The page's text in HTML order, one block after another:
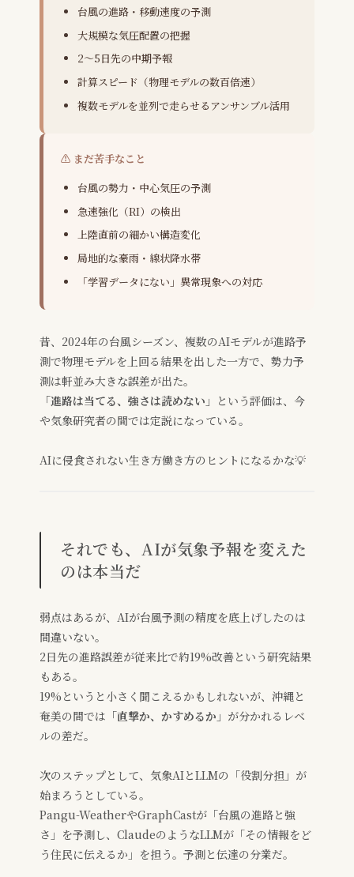
台風の進路・移動速度の予測
大規模な気圧配置の把握
2〜5日先の中期予報
計算スピード（物理モデルの数百倍速）
複数モデルを並列で走らせるアンサンブル活用
⚠️ まだ苦手なこと
台風の勢力・中心気圧の予測
急速強化（RI）の検出
上陸直前の細かい構造変化
局地的な豪雨・線状降水帯
「学習データにない」異常現象への対応
昔、2024年の台風シーズン、複数のAIモデルが進路予
測で物理モデルを上回る結果を出した一方で、勢力予
測は軒並み大きな誤差が出た。
「進路は当てる、強さは読めない」 という評価は、今
や気象研究者の間では定説になっている。
AIに侵食されない生き方働き方のヒントになるかな💡
それでも、AIが気象予報を変えた
のは本当だ
弱点はあるが、AIが台風予測の精度を底上げしたのは
間違いない。
2日先の進路誤差が従来比で約19%改善という研究結果
もある。
19%というと小さく聞こえるかもしれないが、沖縄と
奄美の間では 「直撃か、かすめるか」 が分かれるレベ
ルの差だ。
次のステップとして、気象AIとLLMの「役割分担」が
始まろうとしている。
Pangu-WeatherやGraphCastが「台風の進路と強
さ」を予測し、ClaudeのようなLLMが「その情報をど
う住民に伝えるか」を担う。予測と伝達の分業だ。